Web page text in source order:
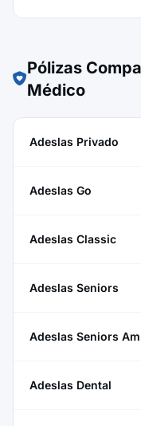
Pólizas
Médico
Adeslas Privado
Adeslas Go
Adeslas Classic
Adeslas Seniors
Adeslas Seniors
Adeslas Dental